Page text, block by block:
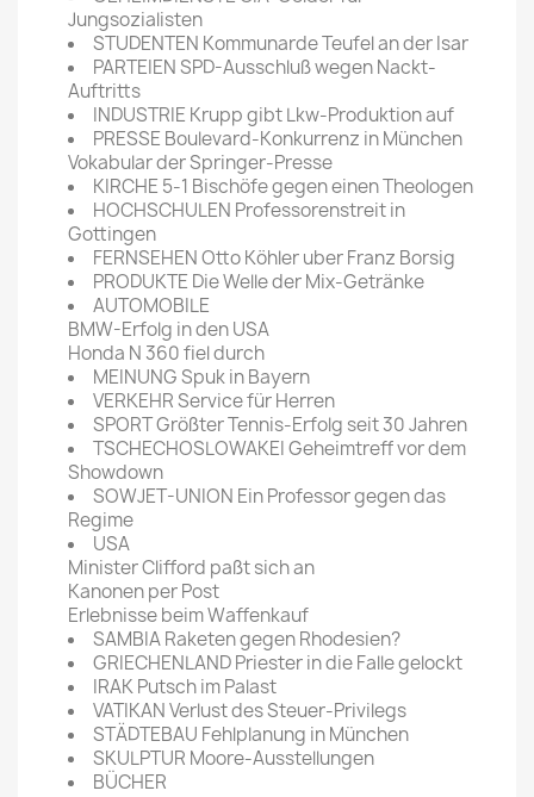
Jungsozialisten
STUDENTEN Kommunarde Teufel an der Isar
PARTEIEN SPD-Ausschluß wegen Nackt-
Auftritts
INDUSTRIE Krupp gibt Lkw-Produktion auf
PRESSE Boulevard-Konkurrenz in München
Vokabular der Springer-Presse
KIRCHE 5-1 Bischöfe gegen einen Theologen
HOCHSCHULEN Professorenstreit in
Gottingen
FERNSEHEN Otto Köhler uber Franz Borsig
PRODUKTE Die Welle der Mix-Getränke
AUTOMOBILE
BMW-Erfolg in den USA
Honda N 360 fiel durch
MEINUNG Spuk in Bayern
VERKEHR Service für Herren
SPORT Größter Tennis-Erfolg seit 30 Jahren
TSCHECHOSLOWAKEI Geheimtreff vor dem
Showdown
SOWJET-UNION Ein Professor gegen das
Regime
USA
Minister Clifford paßt sich an
Kanonen per Post
Erlebnisse beim Waffenkauf
SAMBIA Raketen gegen Rhodesien?
GRIECHENLAND Priester in die Falle gelockt
IRAK Putsch im Palast
VATIKAN Verlust des Steuer-Privilegs
STÄDTEBAU Fehlplanung in München
SKULPTUR Moore-Ausstellungen
BÜCHER